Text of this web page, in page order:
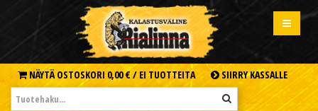
NÄYTÄ OSTOSKORI 0,00 € / EI TUOTTEITA SIIRRY KASSALLE